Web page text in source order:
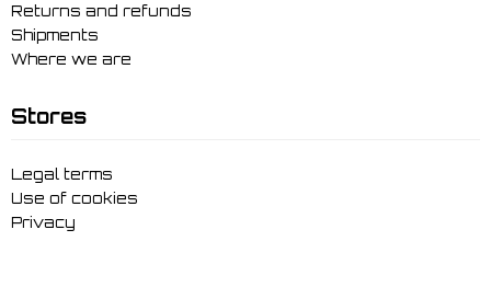
Returns and refunds
Shipments
Where we are
Stores
Legal terms
Use of cookies
Privacy